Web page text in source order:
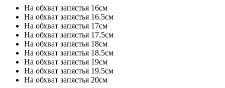
На обхват запястья 16см
На обхват запястья 16.5см
На обхват запястья 17см
На обхват запястья 17.5см
На обхват запястья 18см
На обхват запястья 18.5см
На обхват запястья 19см
На обхват запястья 19.5см
На обхват запястья 20см